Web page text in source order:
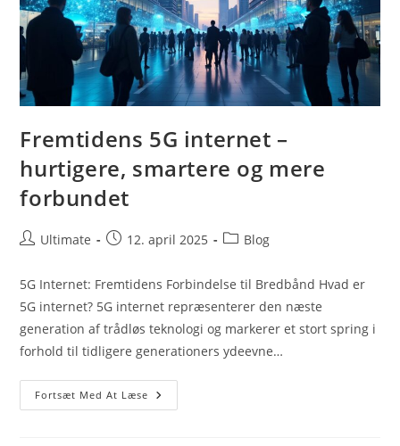
Fremtidens 5G internet –
hurtigere, smartere og mere
forbundet
PostUltimate
Post12. april 2025
PostBlog
5G Internet: Fremtidens Forbindelse til Bredbånd Hvad er
5G internet? 5G internet repræsenterer den næste
generation af trådløs teknologi og markerer et stort spring i
forhold til tidligere generationers ydeevne…
Fortsæt Med At Læse Fremtidens
5G